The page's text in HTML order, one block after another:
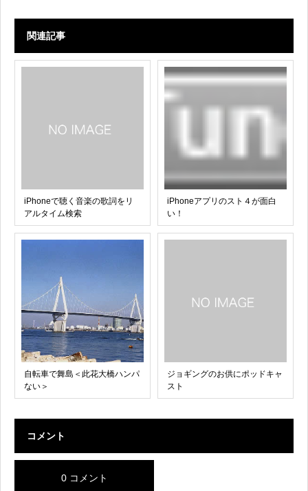
関連記事
iPhoneで聴く音楽の歌詞をリ
アルタイム検索
iPhoneアプリのスト４が面白
い！
自転車で舞島＜此花大橋ハンパ
ない＞
ジョギングのお供にポッドキャ
スト
コメント
0 コメント